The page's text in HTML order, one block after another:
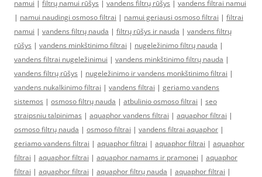
namui | filtrų namui rūšys | vandens filtrų rūšys | vandens filtrai namui
| namui naudingi osmoso filtrai | namui geriausi osmoso filtrai | filtrai
namui | vandens filtrų nauda | filtrų rūšys ir nauda | vandens filtrų
rūšys | vandens minkštinimo filtrai | nugeležinimo filtrų nauda |
vandens filtrai nugeležinimui | vandens minkštinimo filtrų nauda |
vandens filtrų rūšys | nugeležinimo ir vandens monkštinimo filtrai |
vandens nukalkinimo filtrai | vandens filtrai | geriamo vandens
sistemos | osmoso filtrų nauda | atbulinio osmoso filtrai | seo
straipsniu talpinimas | aquaphor vandens filtrai | aquaphor filtrai |
osmoso filtrų nauda | osmoso filtrai | vandens filtrai aquaphor |
geriamo vandens filtrai | aquaphor filtrai | aquaphor filtrai | aquaphor
filtrai | aquaphor filtrai | aquaphor namams ir pramonei | aquaphor
filtrai | aquaphor filtrai | aquaphor filtrų nauda | aquaphor filtrai |